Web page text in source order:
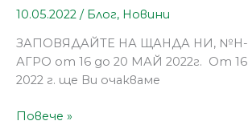
10.05.2022 / Блог, Новини
ЗАПОВЯДАЙТЕ НА ЩАНДА НИ, №H-
АГРО от 16 до 20 МАЙ 2022г. От
2022 г. ще Ви очакваме
Повече »